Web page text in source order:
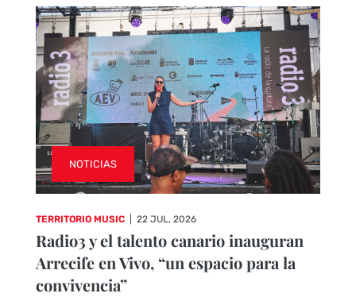
NOTICIAS
TERRITORIO MUSIC 22 JUL, 2026
Radio3 y el talento canario inauguran
Arrecife en Vivo, “un espacio para la
convivencia”